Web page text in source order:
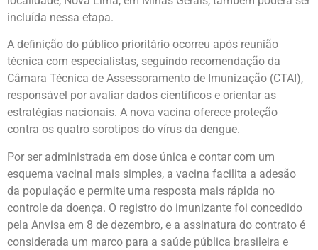
incluída nessa etapa.
A definição do público prioritário ocorreu após reunião
técnica com especialistas, seguindo recomendação da
Câmara Técnica de Assessoramento de Imunização (CTAI),
responsável por avaliar dados científicos e orientar as
estratégias nacionais. A nova vacina oferece proteção
contra os quatro sorotipos do vírus da dengue.
Por ser administrada em dose única e contar com um
esquema vacinal mais simples, a vacina facilita a adesão
da população e permite uma resposta mais rápida no
controle da doença. O registro do imunizante foi concedido
pela Anvisa em 8 de dezembro, e a assinatura do contrato é
considerada um marco para a saúde pública brasileira e